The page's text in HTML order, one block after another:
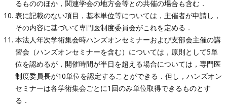
るもののほか，関連学会の地方会等との共催の場合も含む．
表に記載のない項目，基本単位等については，主催者が申請し，
その内容に基づいて専門医制度委員会がこれを定める．
本法人年次学術集会時ハンズオンセミナーおよび支部会主催の講
習会（ハンズオンセミナーを含む）については，原則として5単
位を認めるが，開催時間が半日を超える場合については，専門医
制度委員長が10単位を認定することができる．但し，ハンズオン
セミナーは各学術集会ごとに1回のみ単位取得できるものとす
る．